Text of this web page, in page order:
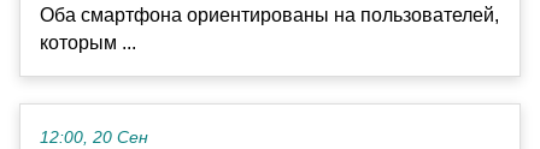
Оба смартфона ориентированы на пользователей,
которым ...
12:00, 20 Сен